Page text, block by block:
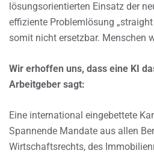
lösungsorientierten Einsatz der
effiziente Problemlösung
somit nicht ersetzbar. Menschen
Wir erhoffen uns, dass eine KI
Arbeitgeber sagt:
Eine international eingebettete
Spannende Mandate aus allen
Wirtschaftsrechts, des